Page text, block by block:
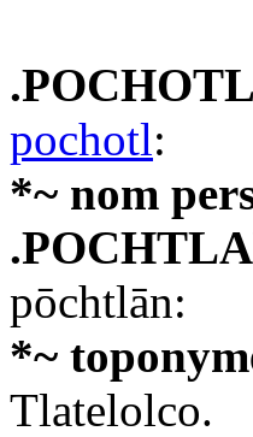
pochotl:
*~ nom
pōchtlān:
*~
Tlatelolco.